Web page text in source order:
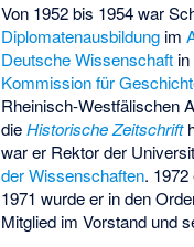
Von 1952 bis 1954 war
Diplomatenausbildung im
Deutsche Wissenschaft
Kommission für
Rheinisch-Westfälischen
dieHistorische Zeitschrift
war er Rektor der
der Wissenschaften.
1971 wurde er in den
Mitglied im Vorstand und